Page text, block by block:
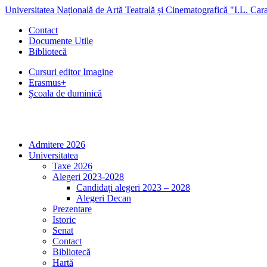
Universitatea Națională de Artă Teatrală și Cinematografică "I.L.
Contact
Documente Utile
Bibliotecă
Cursuri editor Imagine
Erasmus+
Școala de duminică
Admitere 2026
Universitatea
Taxe 2026
Alegeri 2023-2028
Candidați alegeri 2023 – 2028
Alegeri Decan
Prezentare
Istoric
Senat
Contact
Bibliotecă
Hartă